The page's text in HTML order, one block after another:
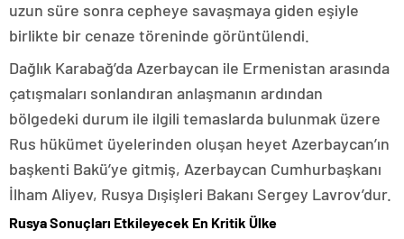
uzun süre sonra cepheye savaşmaya giden eşiyle
birlikte bir cenaze töreninde görüntülendi.
Dağlık Karabağ’da Azerbaycan ile Ermenistan arasında
çatışmaları sonlandıran anlaşmanın ardından
bölgedeki durum ile ilgili temaslarda bulunmak üzere
Rus hükümet üyelerinden oluşan heyet Azerbaycan’ın
başkenti Bakü’ye gitmiş, Azerbaycan Cumhurbaşkanı
İlham Aliyev, Rusya Dışişleri Bakanı Sergey Lavrov’dur.
Rusya Sonuçları Etkileyecek En Kritik Ülke